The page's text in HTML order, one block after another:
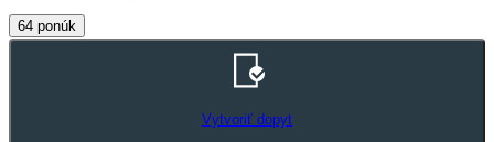
64 ponúk
Vytvoriť dopyt